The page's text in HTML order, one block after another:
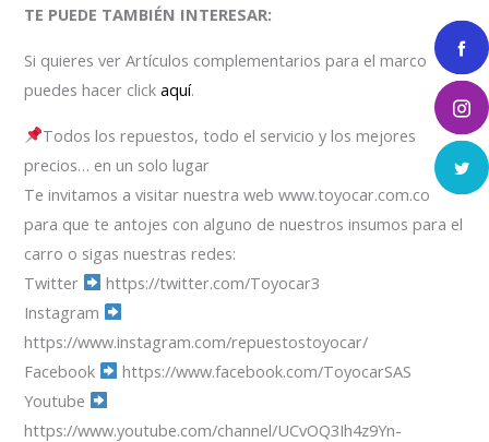
TE PUEDE TAMBIÉN INTERESAR:
Si quieres ver Artículos complementarios para el marco
puedes hacer clickaquí.
Todos los repuestos, todo el servicio y los mejores
precios… en un solo lugar
Te invitamos a visitar nuestra web www.toyocar.com.co
para que te antojes con alguno de nuestros insumos para el
carro o sigas nuestras redes:
Twitter
https://twitter.com/Toyocar3
Instagram
https://www.instagram.com/repuestostoyocar/
Facebook
https://www.facebook.com/ToyocarSAS
Youtube
https://www.youtube.com/channel/UCvOQ3Ih4z9Yn-